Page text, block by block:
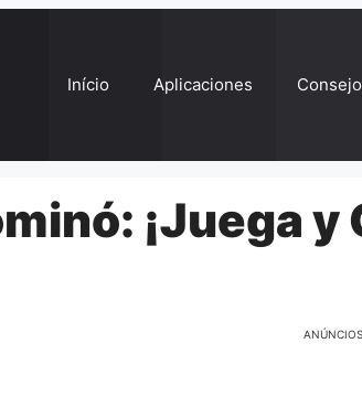
Início Aplicaciones
¡Juega y
ANÚNCIOS